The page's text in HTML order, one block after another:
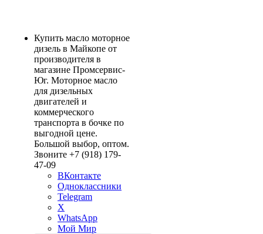
Купить масло моторное
дизель в Майкопе от
производителя в
магазине Промсервис-
Юг. Моторное масло
для дизельных
двигателей и
коммерческого
транспорта в бочке по
выгодной цене.
Большой выбор, оптом.
Звоните +7 (918) 179-
47-09
ВКонтакте
Одноклассники
Telegram
X
WhatsApp
Мой Мир